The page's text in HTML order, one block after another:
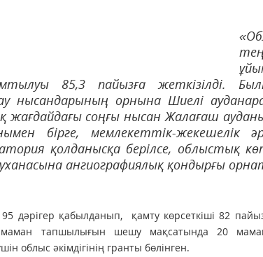
85,3 пайызға жеткізілді.
нысандарының орнына Шиелі
жағдайдағы соңғы нысан Жалағаш
бірге, мемлекеттік-жекешелік
қолданысқа берілсе, облыстық
ангиографиялық қондырғы
дәрігер қабылданып, қамту көрсеткіші 82
маман тапшылығын шешу мақсатында 20
облыс әкімдігінің гранты бөлінген.